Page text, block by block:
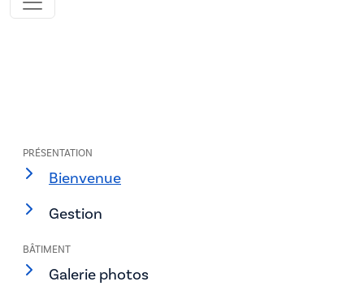
PRÉSENTATION
Bienvenue
Gestion
BÂTIMENT
Galerie photos